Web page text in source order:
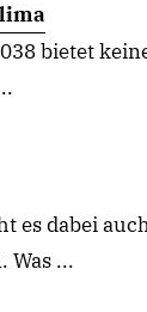
bietet
es dabei
Was ...